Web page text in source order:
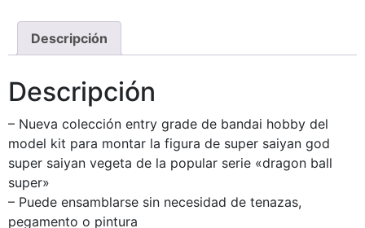
Descripción
Descripción
– Nueva colección entry grade de bandai hobby del
model kit para montar la figura de super saiyan god
super saiyan vegeta de la popular serie «dragon ball
super»
– Puede ensamblarse sin necesidad de tenazas,
pegamento o pintura